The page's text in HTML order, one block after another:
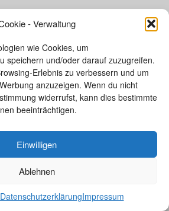
- Verwaltung
wie Cookies, um
speichern und/oder darauf zuzugreifen.
Erlebnis zu verbessern und um
anzuzeigen. Wenn du nicht
widerrufst, kann dies bestimmte
beeinträchtigen.
Einwilligen
Ablehnen
DatenschutzerklärungImpressum
wird. Es basiert auf
Bordnetz, verfügt jedoch
Partitionierung
Funktionen.
Network) und